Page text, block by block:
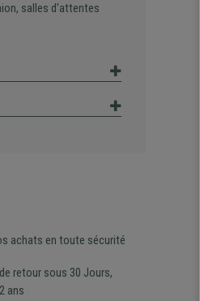
salles d'attentes
achats en toute sécurité
retour sous 30 Jours,
ans